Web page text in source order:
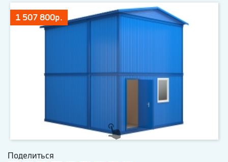
1 507 800р.
Поделиться